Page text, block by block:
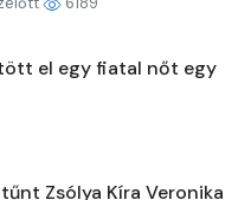
el egy fiatal nőt egy
Zsólya Kíra Veronika